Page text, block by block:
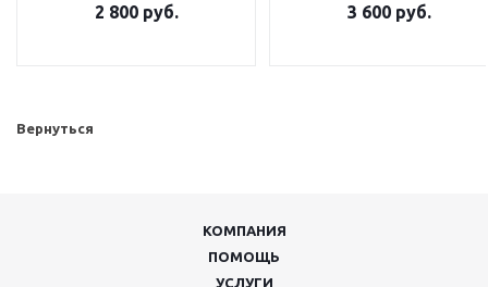
2 800руб. 3 600руб.
Вернуться
КОМПАНИЯ
ПОМОЩЬ
УСЛУГИ